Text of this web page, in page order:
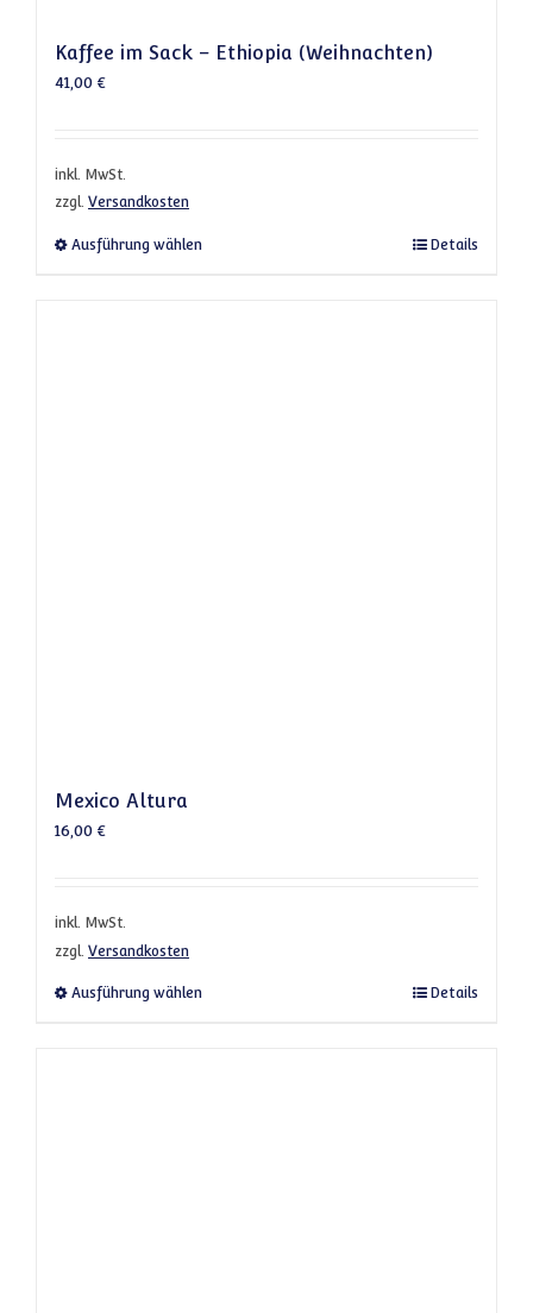
Kaffee im Sack – Ethiopia (Weihnachten)
41,00 €
inkl. MwSt.
zzgl. Versandkosten
Ausführung wählen Dieses Produkt weist mehrere Varianten
Details
Mexico Altura
16,00 €
inkl. MwSt.
zzgl. Versandkosten
Ausführung wählen Dieses Produkt weist mehrere Varianten
Details